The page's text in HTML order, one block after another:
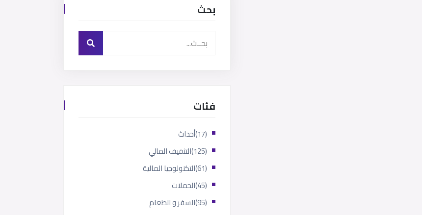
بحث
فئات
أحداث
(17)
التثقيف المالي
(125)
التكنولوجيا المالية
(61)
الحملات
(45)
السفر و الطعام
(95)